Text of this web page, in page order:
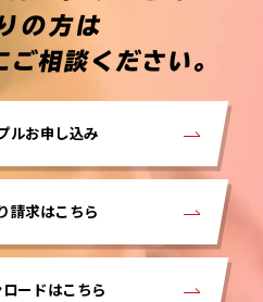
ルお申し込み
請求はこちら
ードはこちら